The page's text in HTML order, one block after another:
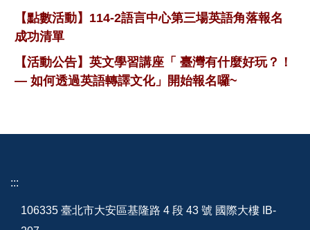
【點數活動】114-2語言中心第三場英語角落報名
成功清單
【活動公告】英文學習講座「 臺灣有什麼好玩？！
— 如何透過英語轉譯文化」開始報名囉~
:::
106335 臺北市大安區基隆路 4 段 43 號 國際大樓 IB-